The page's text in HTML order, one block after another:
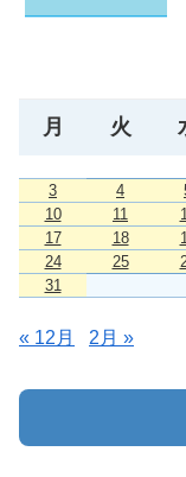
月 火
3
4
10
11
17
18
24
25
31
« 12月 2月 »